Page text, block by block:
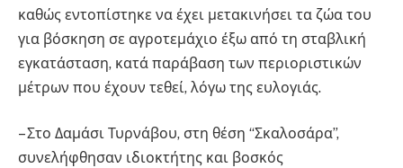
καθώς εντοπίστηκε να έχει μετακινήσει τα ζώα του
για βόσκηση σε αγροτεμάχιο έξω από τη σταβλική
εγκατάσταση, κατά παράβαση των περιοριστικών
μέτρων που έχουν τεθεί, λόγω της ευλογιάς.
– Στο Δαμάσι Τυρνάβου, στη θέση “Σκαλοσάρα”,
συνελήφθησαν ιδιοκτήτης και βοσκός